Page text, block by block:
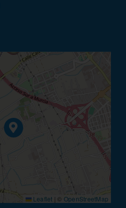
Leaflet | © OpenStreetMap